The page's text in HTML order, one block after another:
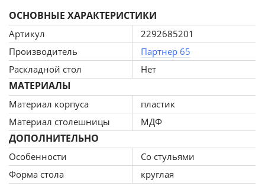
столешницей из МДФ под натуральный мрамор и
стулья с сидениями из кож.зама на пластиковом
каркасе будет гармонично и со вкусом смотреться в
доме, офисе, дизайн-студии, кафе, баре, ресторане.
ПРОЧНОСТЬ И БЕЗОПАСНОСТЬ Столешница из МДФ
отличается повышенной жесткостью и устойчивостью к
окружающим воздействиям.Не подвержена
химическим и механическим воздействиям –
процарапыванию, истиранию и растрескиванию.
Подстолье выполнено из полипропилена с
армирующими добавками, благодаря которым
повышается жесткость и надежность. Изделие
устойчиво к ударным воздействиям, негативным
ОСНОВНЫЕ ХАРАКТЕРИСТИКИ
Артикул
2292685201
Производитель
Партнер 65
Раскладной стол
Нет
МАТЕРИАЛЫ
Материал корпуса
пластик
Материал столешницы
МДФ
ДОПОЛНИТЕЛЬНО
Особенности
Со стульями
Форма стола
круглая